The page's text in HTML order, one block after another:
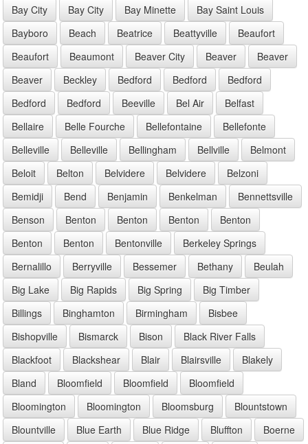
Bay City
Bay City Bay Minette
Bay Saint Louis
Bayboro
Beach Beatrice Beattyville
Beaufort
Beaufort
Beaumont Beaver City Beaver
Beaver
Beaver
Beckley Bedford Bedford
Bedford
Bedford
Bedford Beeville Bel Air
Belfast
Bellaire
Belle Fourche Bellefontaine
Bellefonte
Belleville
Belleville Bellingham Bellville
Belmont
Beloit
Belton Belvidere Belvidere
Belzoni
Bemidji
Bend Benjamin Benkelman
Bennettsville
Benson
Benton Benton Benton
Benton
Benton
Benton Bentonville
Berkeley Springs
Bernalillo
Berryville Bessemer Bethany
Beulah
Big Lake
Big Rapids Big Spring
Big Timber
Billings
Binghamton Birmingham
Bisbee
Bishopville
Bismarck Bison
Black River Falls
Blackfoot
Blackshear Blair Blairsville
Blakely
Bland
Bloomfield Bloomfield
Bloomfield
Bloomington
Bloomington Bloomsburg
Blountstown
Blountville
Blue Earth Blue Ridge Bluffton
Boerne